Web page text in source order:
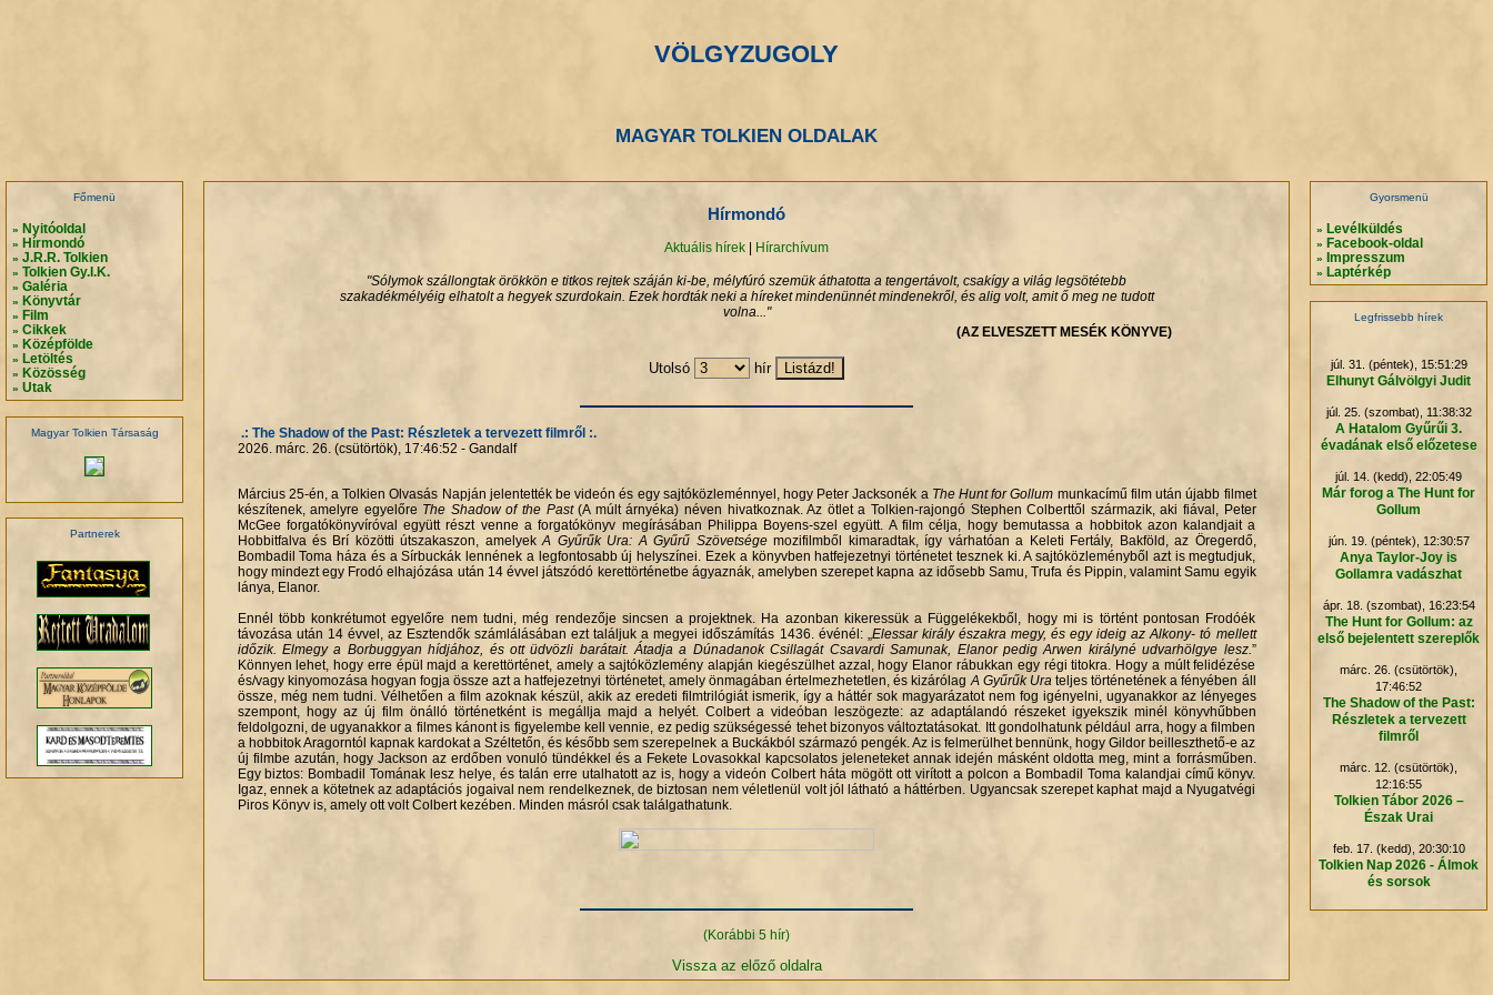
VÖLGYZUGOLY
MAGYAR TOLKIEN OLDALAK
Főmenü
» Nyitóoldal
» Hírmondó
» J.R.R. Tolkien
» Tolkien Gy.I.K.
» Galéria
» Könyvtár
» Film
» Cikkek
» Középfölde
» Letöltés
» Közösség
» Utak
Magyar Tolkien Társaság
Partnerek
Hírmondó
Aktuális hírek Hírarchívum
"Sólymok szállongtak örökkön e titkos rejtek száján ki-be, mélyfúró szemük áthatotta a tengertávolt, csakígy a világ legsötétebb
szakadékmélyéig elhatolt a hegyek szurdokain. Ezek hordták neki a híreket mindenünnét mindenekről, és alig volt, amit ő meg ne tudott
volna..."
(AZ ELVESZETT MESÉK KÖNYVE)
Utolsó hír
.: The Shadow of the Past: Részletek a tervezett filmről :.
2026. márc. 26. (csütörtök), 17:46:52 - Gandalf
Március 25-én, a Tolkien Olvasás Napján jelentették be videón és egy sajtóközleménnyel, hogy Peter Jacksonék a The Hunt for Gollum munkacímű film után újabb filmet
készítenek, amelyre egyelőre The Shadow of the Past(A múlt árnyéka) néven hivatkoznak. Az ötlet a Tolkien-rajongó Stephen Colberttől származik, aki fiával, Peter
McGee forgatókönyvíróval együtt részt venne a forgatókönyv megírásában Philippa Boyens-szel együtt. A film célja, hogy bemutassa a hobbitok azon kalandjait a
Hobbitfalva és Brí közötti útszakaszon, amelyekA Gyűrűk Ura: A Gyűrű Szövetségemozifilmből kimaradtak, így várhatóan a Keleti Fertály, Bakföld, az Öregerdő,
Bombadil Toma háza és a Sírbuckák lennének a legfontosabb új helyszínei. Ezek a könyvben hatfejezetnyi történetet tesznek ki. A sajtóközleményből azt is megtudjuk,
hogy mindezt egy Frodó elhajózása után 14 évvel játszódó kerettörténetbe ágyaznák, amelyben szerepet kapna az idősebb Samu, Trufa és Pippin, valamint Samu egyik
lánya, Elanor.
Ennél több konkrétumot egyelőre nem tudni, még rendezője sincsen a projektnek. Ha azonban kikeressük a Függelékekből, hogy mi is történt pontosan Frodóék
távozása után 14 évvel, az Esztendők számlálásában ezt találjuk a megyei időszámítás 1436. événél: „ Elessar király északra megy, és egy ideig az Alkony- tó mellett
időzik. Elmegy a Borbuggyan hídjához, és ott üdvözli barátait. Átadja a Dúnadanok Csillagát Csavardi Samunak, Elanor pedig Arwen királyné udvarhölgye lesz. ”
Könnyen lehet, hogy erre épül majd a kerettörténet, amely a sajtóközlemény alapján kiegészülhet azzal, hogy Elanor rábukkan egy régi titokra. Hogy a múlt felidézése
és/vagy kinyomozása hogyan fogja össze azt a hatfejezetnyi történetet, amely önmagában értelmezhetetlen, és kizárólag A Gyűrűk Ura teljes történetének a fényében áll
össze, még nem tudni. Vélhetően a film azoknak készül, akik az eredeti filmtrilógiát ismerik, így a háttér sok magyarázatot nem fog igényelni, ugyanakkor az lényeges
szempont, hogy az új film önálló történetként is megállja majd a helyét. Colbert a videóban leszögezte: az adaptálandó részeket igyekszik minél könyvhűbben
feldolgozni, de ugyanakkor a filmes kánont is figyelembe kell vennie, ez pedig szükségessé tehet bizonyos változtatásokat. Itt gondolhatunk például arra, hogy a filmben
a hobbitok Aragorntól kapnak kardokat a Széltetőn, és később sem szerepelnek a Buckákból származó pengék. Az is felmerülhet bennünk, hogy Gildor beilleszthető-e az
új filmbe azután, hogy Jackson az erdőben vonuló tündékkel és a Fekete Lovasokkal kapcsolatos jeleneteket annak idején másként oldotta meg, mint a forrásműben.
Egy biztos: Bombadil Tomának lesz helye, és talán erre utalhatott az is, hogy a videón Colbert háta mögött ott virított a polcon a Bombadil Toma kalandjai című könyv.
Igaz, ennek a kötetnek az adaptációs jogaival nem rendelkeznek, de biztosan nem véletlenül volt jól látható a háttérben. Ugyancsak szerepet kaphat majd a Nyugatvégi
Piros Könyv is, amely ott volt Colbert kezében. Minden másról csak találgathatunk.
(Korábbi 5 hír)
Vissza az előző oldalra
Gyorsmenü
» Levélküldés
» Facebook-oldal
» Impresszum
» Laptérkép
Legfrissebb hírek
júl. 31. (péntek), 15:51:29
Elhunyt Gálvölgyi Judit
júl. 25. (szombat), 11:38:32
A Hatalom Gyűrűi 3.
évadának első előzetese
júl. 14. (kedd), 22:05:49
Már forog a The Hunt for
Gollum
jún. 19. (péntek), 12:30:57
Anya Taylor-Joy is
Gollamra vadászhat
ápr. 18. (szombat), 16:23:54
The Hunt for Gollum: az
első bejelentett szereplők
márc. 26. (csütörtök),
17:46:52
The Shadow of the Past:
Részletek a tervezett
filmről
márc. 12. (csütörtök),
12:16:55
Tolkien Tábor 2026 –
Észak Urai
feb. 17. (kedd), 20:30:10
Tolkien Nap 2026 - Álmok
és sorsok